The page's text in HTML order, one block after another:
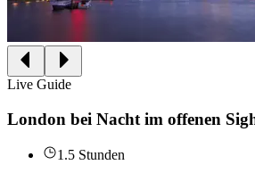
Live Guide
London bei Nacht im offenen
1.5 Stunden